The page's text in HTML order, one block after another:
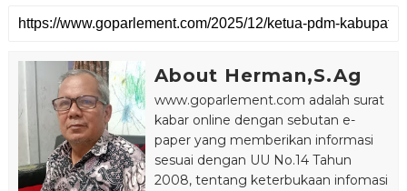
About Herman,S.Ag
www.goparlement.com adalah surat
kabar online dengan sebutan e-
paper yang memberikan informasi
sesuai dengan UU No.14 Tahun
2008, tentang keterbukaan infomasi